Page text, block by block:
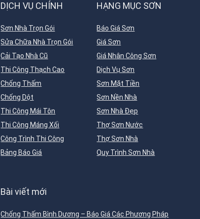
DỊCH VỤ CHÍNH
Sơn Nhà Trọn Gói
Sửa Chữa Nhà Trọn Gói
Cải Tạo Nhà Cũ
Thi Công Thạch Cao
Chống Thấm
Chống Dột
Thi Công Mái Tôn
Thi Công Máng Xối
Công Trình Thi Công
Bảng Báo Giá
HẠNG MỤC SƠN
Báo Giá Sơn
Giá Sơn
Giá Nhân Công Sơn
Dịch Vụ Sơn
Sơn Mặt Tiền
Sơn Nền Nhà
Sơn Nhà Đẹp
Thợ Sơn Nước
Thợ Sơn Nhà
Quy Trình Sơn Nhà
Bài viết mới
Chống Thấm Bình Dương – Báo Giá Các Phương Pháp